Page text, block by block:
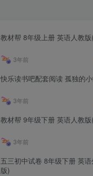
教材帮 8年级上册 英语人教
3年前
快乐读书吧配套阅读 孤独的
3年前
教材帮 9年级下册 英语人教
3年前
五三初中试卷 8年级下册 英
版)